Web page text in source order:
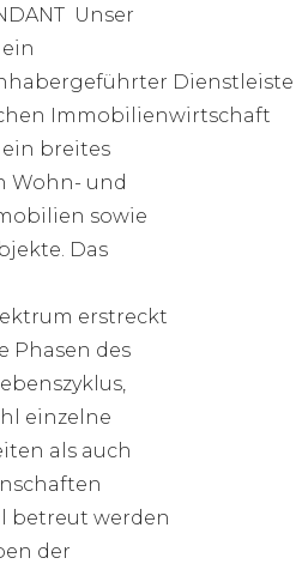
Unser
Immobilienwirtschaft
breites
Wohn- und
sowie
Das
erstreckt
Phasen des
einzelne
als auch
betreut werden
der